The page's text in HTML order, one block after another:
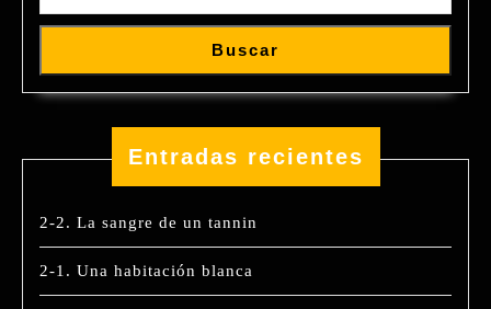
Buscar
Entradas recientes
2-2. La sangre de un tannin
2-1. Una habitación blanca